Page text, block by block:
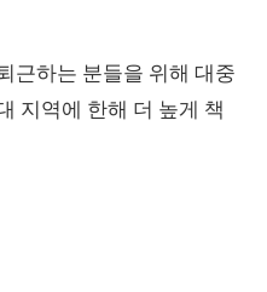
근하는 분들을 위해 대중
지역에 한해 더 높게 책